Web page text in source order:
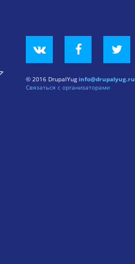
© 2016 DrupalYuginfo@drupalyug.ru
Связаться с организаторами